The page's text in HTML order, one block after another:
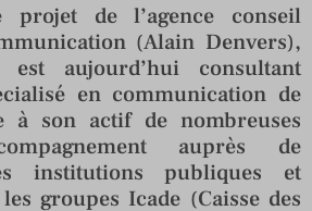
projet de l’agence conseil
(Alain Denvers),
est aujourd’hui consultant
en communication de
à son actif de nombreuses
auprès de
institutions publiques et
groupes Icade (Caisse des